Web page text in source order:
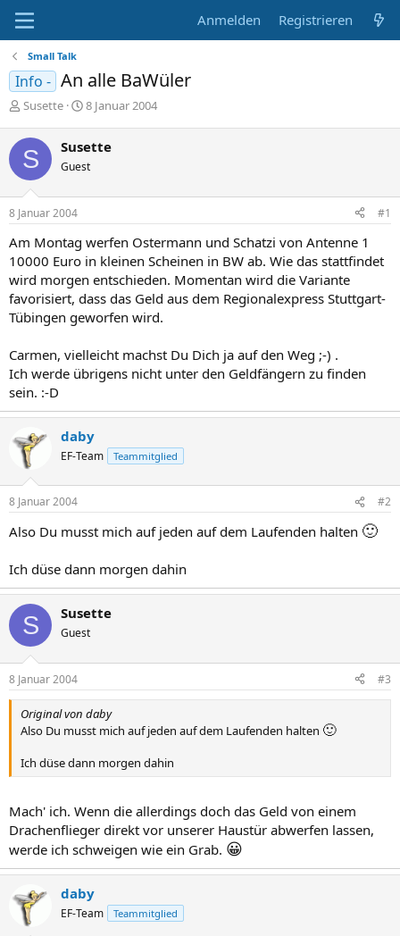
Anmelden Registrieren
Small Talk
Info - An alle BaWüler
E
s
t
e
l
l
e
Susette
E
t
e
l
m
8 Januar 2004
S Susette
Guest
8 Januar 2004 #1
Am Montag werfen Ostermann und Schatzi von Antenne 1
10000 Euro in kleinen Scheinen in BW ab. Wie das stattfindet
wird morgen entschieden. Momentan wird die Variante
favorisiert, dass das Geld aus dem Regionalexpress Stuttgart-
Tübingen geworfen wird.
Carmen, vielleicht machst Du Dich ja auf den Weg ;-) .
Ich werde übrigens nicht unter den Geldfängern zu finden
sein. :-D
daby
EF-Team Teammitglied
8 Januar 2004 #2
Also Du musst mich auf jeden auf dem Laufenden halten 🙂
Ich düse dann morgen dahin
S Susette
Guest
8 Januar 2004 #3
Original von daby
Also Du musst mich auf jeden auf dem Laufenden halten 🙂
Ich düse dann morgen dahin
Mach' ich. Wenn die allerdings doch das Geld von einem
Drachenflieger direkt vor unserer Haustür abwerfen lassen,
werde ich schweigen wie ein Grab. 😀
daby
EF-Team Teammitglied